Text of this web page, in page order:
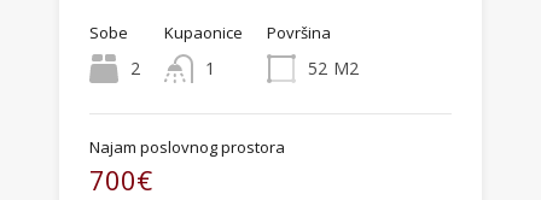
Sobe
2
Kupaonice
1
Površina
52 M2
Najam poslovnog prostora
700€